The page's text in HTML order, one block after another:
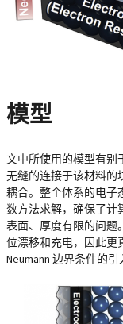
模型
文中所使用的模型有别
无缝的连接于该材料的
耦合。整个体系的电子
数方法求解，确保了计
表面、厚度有限的问题
位漂移和充电，因此更
Neumann 边界条件的